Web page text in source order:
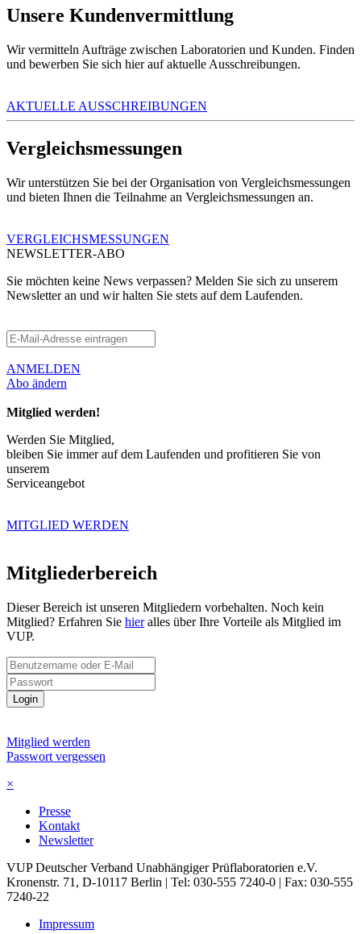
Unsere Kundenvermittlung
Wir vermitteln Aufträge zwischen Laboratorien und Kunden. Finden
und bewerben Sie sich hier auf aktuelle Ausschreibungen.
AKTUELLE AUSSCHREIBUNGEN
Vergleichsmessungen
Wir unterstützen Sie bei der Organisation von Vergleichsmessungen
und bieten Ihnen die Teilnahme an Vergleichsmessungen an.
VERGLEICHSMESSUNGEN
NEWSLETTER-ABO
Sie möchten keine News verpassen? Melden Sie sich zu unserem
Newsletter an und wir halten Sie stets auf dem Laufenden.
ANMELDEN
Abo ändern
Mitglied werden!
Werden Sie Mitglied,
bleiben Sie immer auf dem Laufenden und profitieren Sie von
unserem
Serviceangebot
MITGLIED WERDEN
Mitgliederbereich
Dieser Bereich ist unseren Mitgliedern vorbehalten. Noch kein
Mitglied? Erfahren Sie hieralles über Ihre Vorteile als Mitglied im
VUP.
Login
Mitglied werden
Passwort vergessen
×
Presse
Kontakt
Newsletter
VUP Deutscher Verband Unabhängiger Prüflaboratorien e.V.
Kronenstr. 71, D-10117 Berlin | Tel: 030-555 7240-0 | Fax: 030-555
7240-22
Impressum